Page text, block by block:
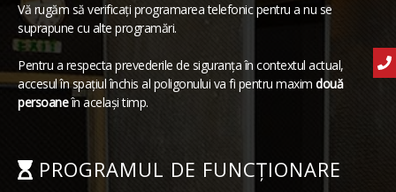
Vă rugăm să verificați programarea telefonic pentru a nu se
suprapune cu alte programări.
Pentru a respecta prevederile de siguranța în contextul actual,
accesul în spațiul închis al poligonului va fi pentru maxim două
persoaneîn același timp.
PROGRAMUL DE FUNCȚIONARE